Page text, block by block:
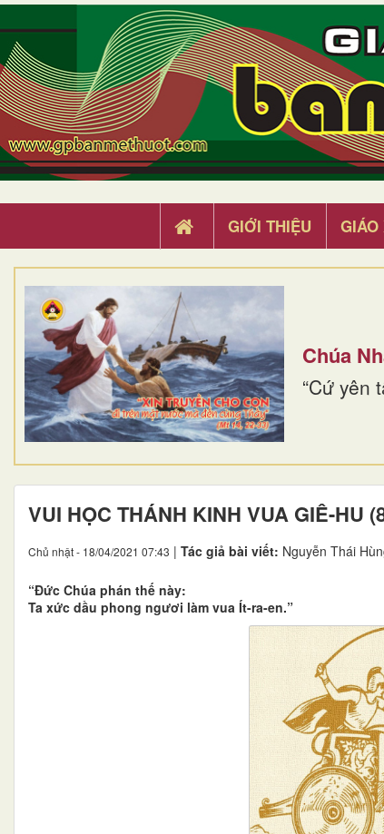
GIỚI THIỆU GIÁO
Chúa
“Cứ yên
VUI HỌC THÁNH KINH VUA GIÊ-HU
Chủ nhật - 18/04/2021 07:43 | Tác giả bài viết: Nguyễn Thái
“Đức Chúa phán thế này:
Ta xức dầu phong ngươi làm vua Ít-ra-en.”